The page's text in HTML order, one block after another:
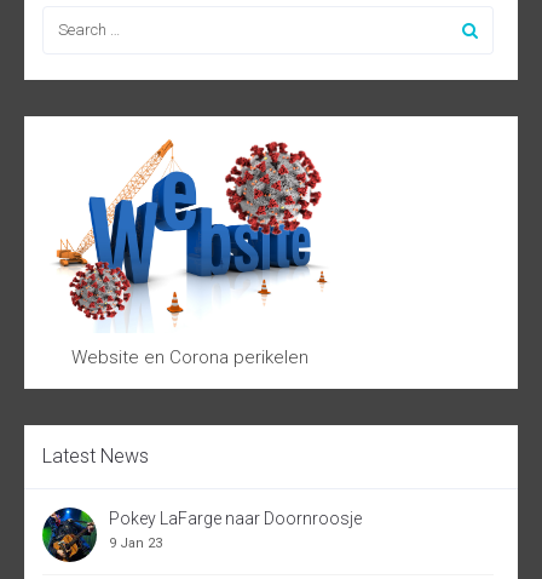
Website en Corona perikelen
Latest News
Pokey LaFarge naar Doornroosje
9 Jan 23